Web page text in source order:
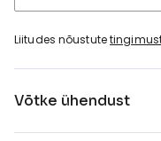
Liitudes nõustute
Võtke ühendust